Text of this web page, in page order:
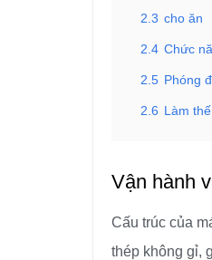
2.3 cho ăn
2.4 Chức
2.5 Phóng
2.6 Làm
Vận hành
Cấu trúc của
thép không gỉ,